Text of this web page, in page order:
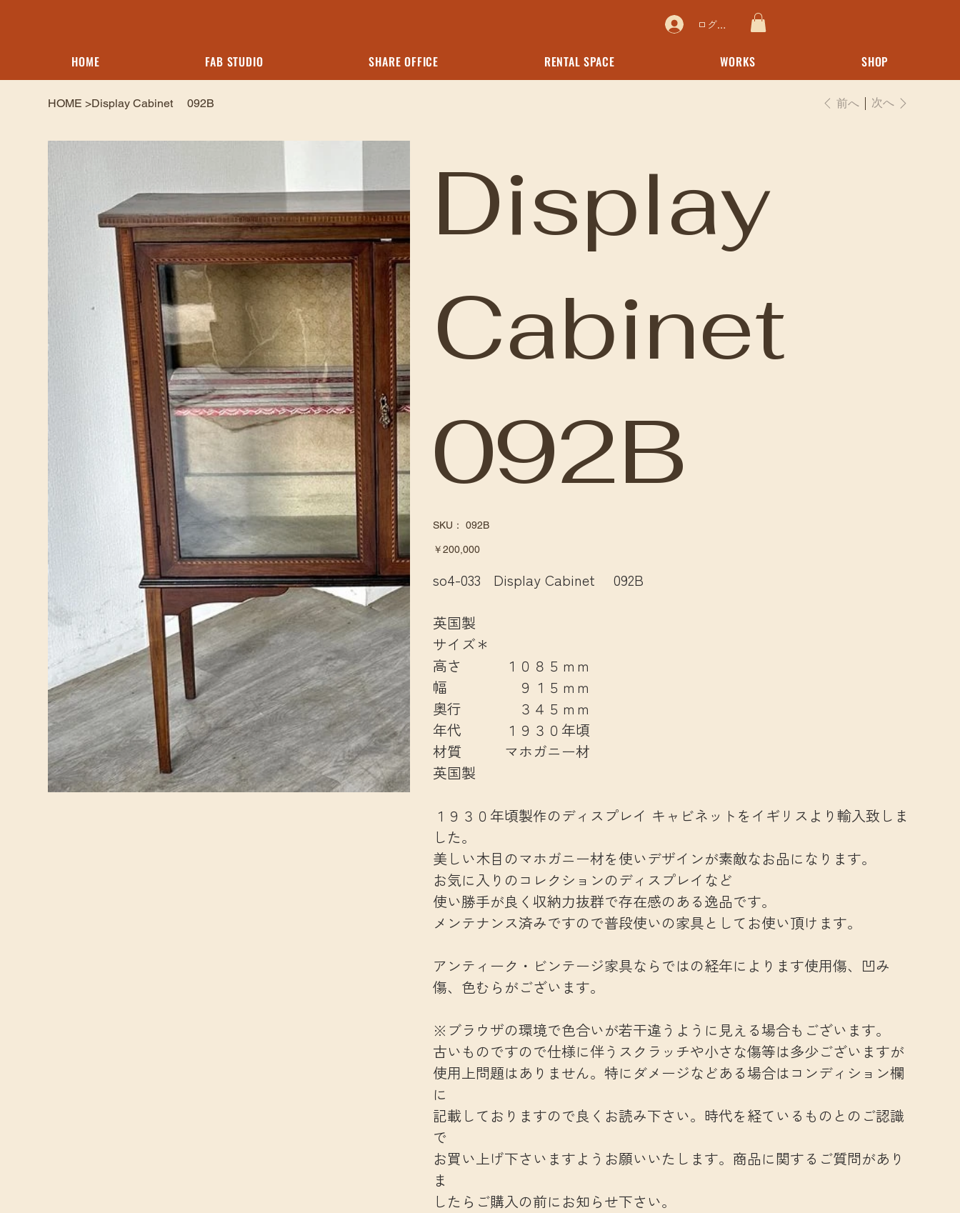
HOME FAB STUDIO SHARE OFFICE RENTAL SPACE WORKS SHOP
ログイン
HOME >Display Cabinet 092B 前へ 次へ
Display
Cabinet
092B
SKU：
SKU：
092B
価
￥200,000
so4-033 Display Cabinet 092B
英国製
サイズ＊
高さ １０８５ｍｍ
幅 ９１５ｍｍ
奥行 ３４５ｍｍ
年代 １９３０年頃
材質 マホガニー材
英国製
１９３０年頃製作のディスプレイ キャビネットをイギリスより輸入致しま
した。
美しい木目のマホガニー材を使いデザインが素敵なお品になります。
お気に入りのコレクションのディスプレイなど
使い勝手が良く収納力抜群で存在感のある逸品です。
メンテナンス済みですので普段使いの家具としてお使い頂けます。
アンティーク・ビンテージ家具ならではの経年によります使用傷、凹み
傷、色むらがございます。
※ブラウザの環境で色合いが若干違うように見える場合もございます。
古いものですので仕様に伴うスクラッチや小さな傷等は多少ございますが
使用上問題はありません。特にダメージなどある場合はコンディション欄
に
記載しておりますので良くお読み下さい。時代を経ているものとのご認識
で
お買い上げ下さいますようお願いいたします。商品に関するご質問があり
ま
したらご購入の前にお知らせ下さい。